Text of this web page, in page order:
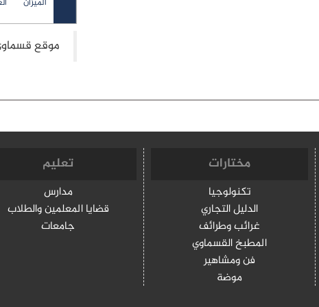
مختارات
تكنولوجيا
الدليل التجاري
غرائب وطرائف
المطبخ القسماوي
فن ومشاهير
موضة
تعليم
مدارس
قضايا المعلمين والطلاب
جامعات